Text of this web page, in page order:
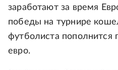
заработают за время
победы на турнире
футболиста пополнится
евро.